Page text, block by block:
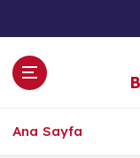
Ana Sayfa